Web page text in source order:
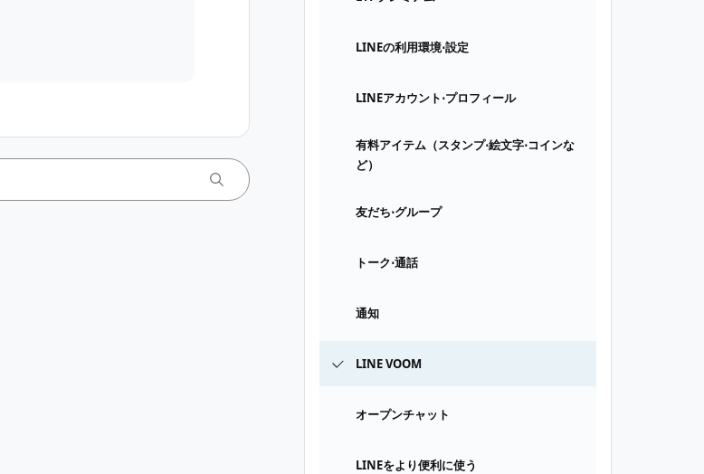
LINEの利用環境⋅設定
LINEアカウント⋅プロフィール
有料アイテム（スタンプ⋅絵文字⋅コインな
ど）
友だち⋅グループ
トーク⋅通話
通知
LINE VOOM
オープンチャット
LINEをより便利に使う